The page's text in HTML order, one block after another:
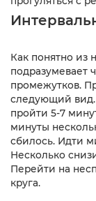
Как понятно из
подразумевает
промежутков.
следующий вид.
пройти 5-7
минуты
сбилось. Идти
Несколько
Перейти на
круга.